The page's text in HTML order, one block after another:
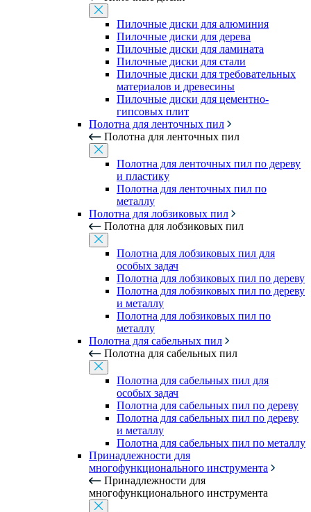
Пилочные диски для алюминия
Пилочные диски для дерева
Пилочные диски для ламината
Пилочные диски для стали
Пилочные диски для требовательных
материалов и древесины
Пилочные диски для цементно-
гипсовых плит
Полотна для ленточных пил
Полотна для ленточных пил
Полотна для ленточных пил по дереву
и пластику
Полотна для ленточных пил по
металлу
Полотна для лобзиковых пил
Полотна для лобзиковых пил
Полотна для лобзиковых пил для
особых задач
Полотна для лобзиковых пил по дереву
Полотна для лобзиковых пил по дереву
и металлу
Полотна для лобзиковых пил по
металлу
Полотна для сабельных пил
Полотна для сабельных пил
Полотна для сабельных пил для
особых задач
Полотна для сабельных пил по дереву
Полотна для сабельных пил по дереву
и металлу
Полотна для сабельных пил по металлу
Принадлежности для
многофункционального инструмента
Принадлежности для
многофункционального инструмента